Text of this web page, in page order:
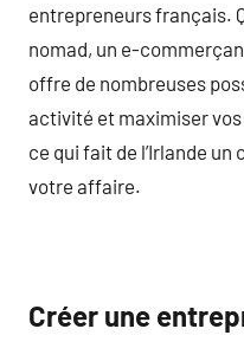
entrepreneurs français.
nomad, un e-
offre de nombreuses
activité et maximiser
ce qui fait de l’Irlande
votre affaire.
Créer une